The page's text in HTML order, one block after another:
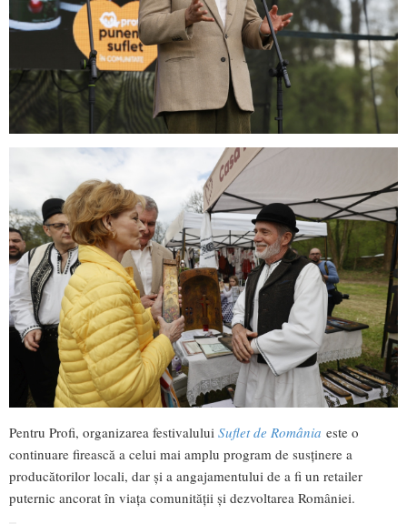
Pentru Profi, organizarea festivalului Suflet de România este o
continuare firească a celui mai amplu program de susținere a
producătorilor locali, dar și a angajamentului de a fi un retailer
puternic ancorat în viața comunității și dezvoltarea României.